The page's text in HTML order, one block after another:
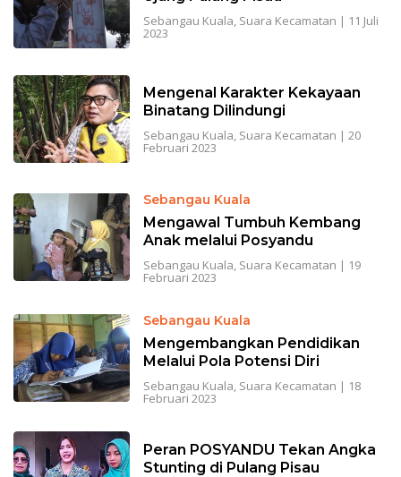
Sebangau Kuala, Suara Kecamatan | 11 Juli
2023
Mengenal Karakter Kekayaan
Binatang Dilindungi
Sebangau Kuala, Suara Kecamatan | 20
Februari 2023
Sebangau Kuala
Mengawal Tumbuh Kembang
Anak melalui Posyandu
Sebangau Kuala, Suara Kecamatan | 19
Februari 2023
Sebangau Kuala
Mengembangkan Pendidikan
Melalui Pola Potensi Diri
Sebangau Kuala, Suara Kecamatan | 18
Februari 2023
Peran POSYANDU Tekan Angka
Stunting di Pulang Pisau